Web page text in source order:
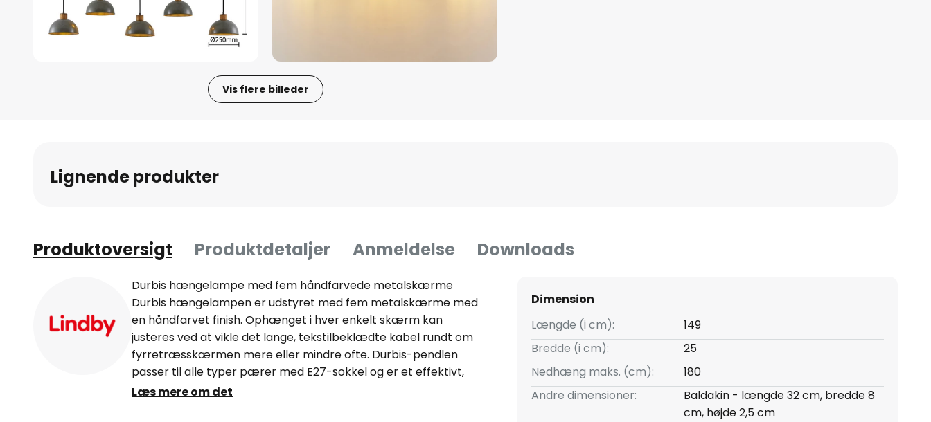
Vis flere billeder
billedgalleriet
Lignende produkter
Produktoversigt Produktdetaljer Anmeldelse Downloads
Durbis hængelampe med fem håndfarvede metalskærme
Durbis hængelampen er udstyret med fem metalskærme med
en håndfarvet finish. Ophænget i hver enkelt skærm kan
justeres ved at vikle det lange, tekstilbeklædte kabel rundt om
fyrretræsskærmen mere eller mindre ofte. Durbis-pendlen
passer til alle typer pærer med E27-sokkel og er et effektivt,
fleksibelt og alsidigt armatur, som er særligt velegnet til at
Læs mere om det
Dimension
Længde (i cm):
149
Bredde (i cm):
25
Nedhæng maks. (cm):
180
Andre dimensioner:
Baldakin - længde 32 cm, bredde 8
cm, højde 2,5 cm